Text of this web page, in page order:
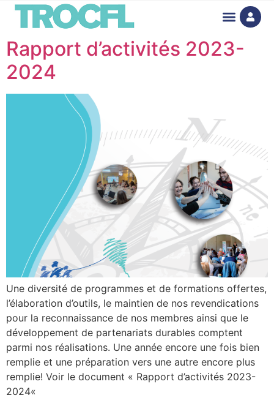
Rapport d’activités 2023-
2024
Une diversité de programmes et de formations offertes,
l’élaboration d’outils, le maintien de nos revendications
pour la reconnaissance de nos membres ainsi que le
développement de partenariats durables comptent
parmi nos réalisations. Une année encore une fois bien
remplie et une préparation vers une autre encore plus
remplie! Voir le document « Rapport d’activités 2023-
2024«